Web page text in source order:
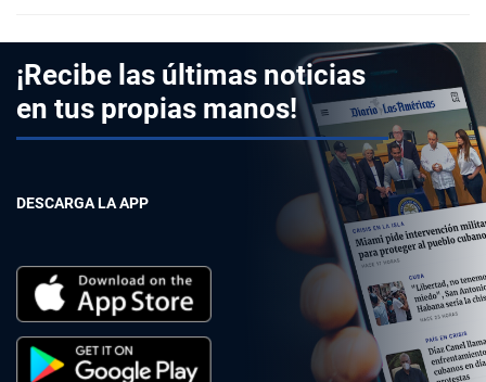
¡Recibe las últimas noticias
en tus propias manos!
DESCARGA LA APP